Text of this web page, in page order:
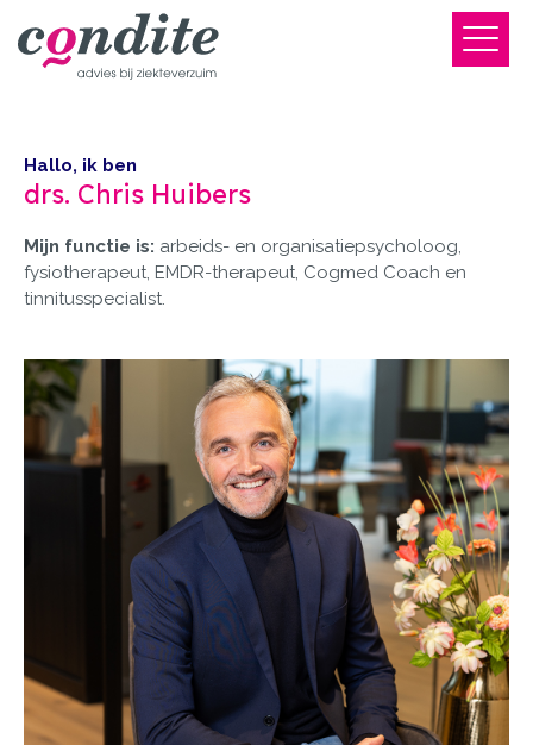
Hallo, ik ben
drs. Chris Huibers
Mijn functie is: arbeids- en organisatiepsycholoog,
fysiotherapeut, EMDR-therapeut, Cogmed Coach en
tinnitusspecialist.